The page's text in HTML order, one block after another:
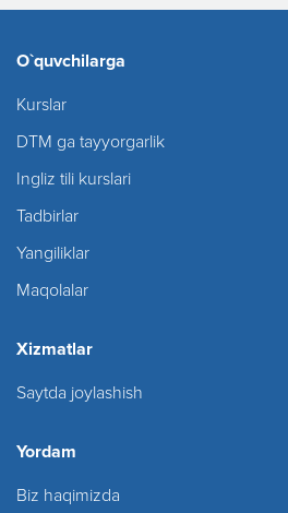
O`quvchilarga
Kurslar
DTM ga tayyorgarlik
Ingliz tili kurslari
Tadbirlar
Yangiliklar
Maqolalar
Xizmatlar
Saytda joylashish
Yordam
Biz haqimizda